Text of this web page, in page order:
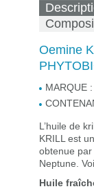
Oemine
MARQUE :
L’huile de
KRILL est
obtenue
Neptune.
Huile